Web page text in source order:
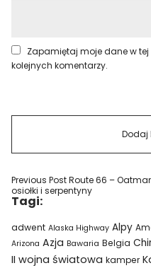
Zapamiętaj moje dane w
kolejnych komentarzy.
Previous PostRoute 66 –
osiołki i serpentyny
Tagi:
adwent Alaska Highway Alpy
Arizona Azja Bawaria Belgia
II wojna światowa kamper